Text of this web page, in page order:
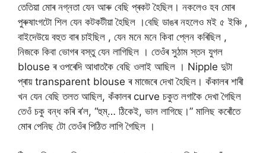
তেতিয়া মোৰ নগ্নতা যেন আৰু বেছি প্ৰকট হৈছিল। নকলেও হব মোৰ
পুৰুষাংগটো শিল যেন কটকটীয়া হৈছিল ।বেছি ডাঙৰ নহলেও মই ৫ ইঞ্চি ,
বাইদেউয়ে বহুত বাৰ চাইছিল , যেন মনে মনে কিবা প্লেন কৰিছিল ,
নিজকে কিবা ভোগৰ বস্তু যেন লাগিছিল । তেওঁৰ সুঠাম স্তন যুগল
blouse ৰ ওপৰেদি আধাতকৈ বেছি ওলাই আছিল । Nipple দুটা
প্ৰায় transparent blouse ৰ মাজেৰে দেখা হৈছিল। কঁকালৰ শাৰী
খন যেন বেছি তলত আছিল, কঁকালৰ curve চকুত লগাকৈ দেখা গৈছিল
তেওঁ চকু বন্ধ কৰি ৰ’ল, “হুম্… ঠিকেই, ভাল লাগিছে।” মালিছ কৰোঁতে
মোৰ পেনিছ টো তেওঁৰ পিঠিত লাগি গৈছিল ।